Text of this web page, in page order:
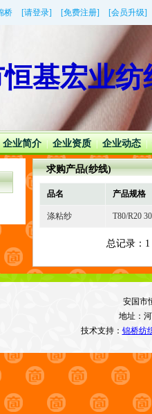
桥 [请登录] [免费注册] [会员升级]
基宏业
企业简介 | 企业资质 | 企业动态 |
求购产品(纱线)
品名 产品规格
涤粘纱 T80/R20
总记录
安国市
地址：
技术支持： 锦桥纺